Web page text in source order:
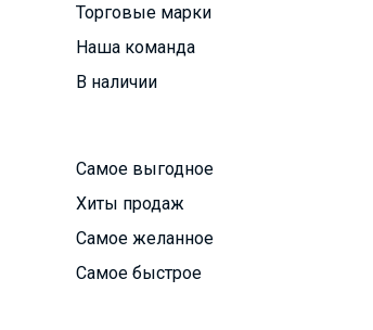
Торговые марки
Наша команда
В наличии
Самое выгодное
Хиты продаж
Самое желанное
Самое быстрое